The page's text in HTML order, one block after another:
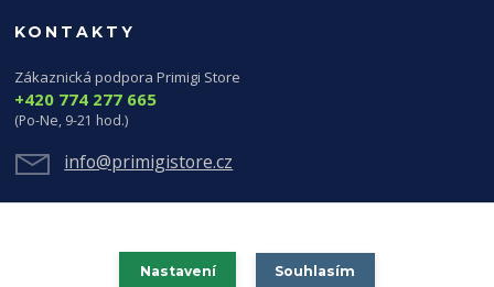
KONTAKTY
Zákaznická podpora Primigi Store
+420 774 277 665
(Po-Ne, 9-21 hod.)
info@primigistore.cz
Nastavení Souhlasím